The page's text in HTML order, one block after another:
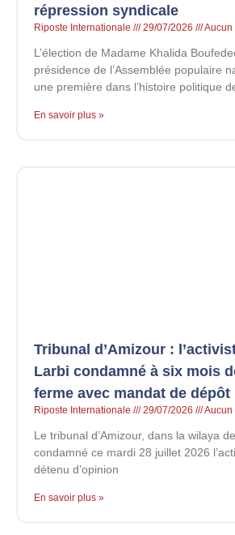
répression syndicale
Riposte Internationale 29/07/2026 Aucun
L’élection de Madame Khalida
présidence de l’Assemblée populaire
une première dans l’histoire politique
En savoir plus »
Tribunal d’Amizour :
Larbi condamné à six mois
ferme avec mandat de dépôt
Riposte Internationale 29/07/2026 Aucun
Le tribunal d’Amizour, dans la wilaya
condamné ce mardi 28 juillet 2026
détenu d’opinion
En savoir plus »